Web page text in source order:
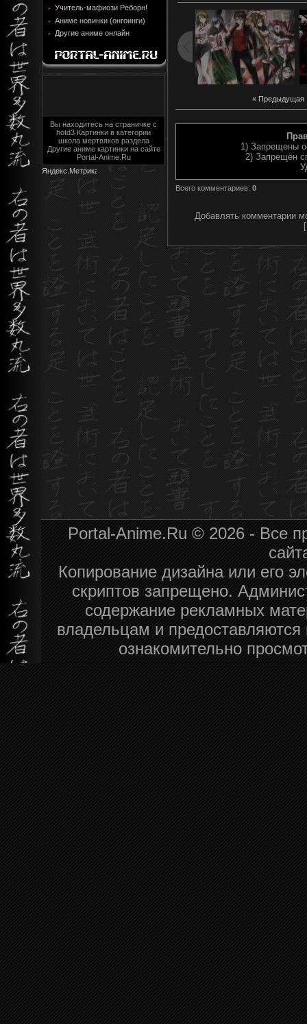
Учитель-мафиози Реборн!
Аниме новинки (онгоинги)
Другие аниме онлайн
Вы находитесь на страничке с
hotd3 Картинки в категории
школа мертвяков раздела
Другие аниме картинки на сайте
Portal-Anime.Ru
« Предыдущая
1) Запрещены
2) Запрещён
Всего комментариев: 0
Добавлять комментарии
Portal-Anime.Ru © 2026 - Все
Копирование дизайна или его
скриптов запрещено.
содержание рекламных
владельцам и
ознакомительно